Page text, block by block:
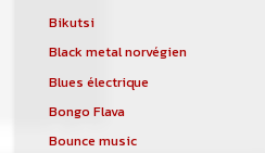
Bikutsi
Black metal norvégien
Blues électrique
Bongo Flava
Bounce music